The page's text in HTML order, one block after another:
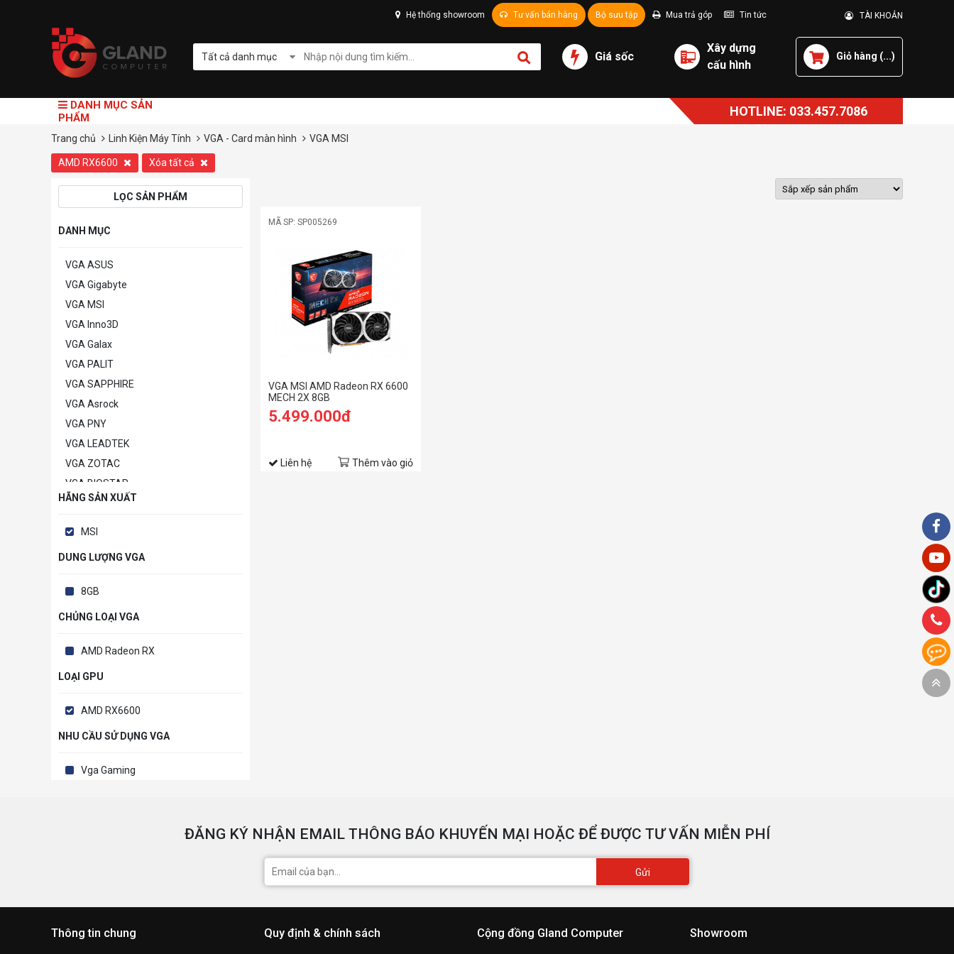
Hệ thống showroom Tư vấn bán hàng Bộ sưu tập Mua trả góp Tin tức TÀI KHOẢN
Tất cả danh mục Giá sốc
Xây dựng
cấu hình
Giỏ hàng (...)
DANH MỤC SẢN
PHẨM
HOTLINE: 033.457.7086
Trang chủ Linh Kiện Máy Tính VGA - Card màn hình VGA MSI
AMD RX6600 Xóa tất cả
LỌC SẢN PHẨM
DANH MỤC
VGA ASUS
VGA Gigabyte
VGA MSI
VGA Inno3D
VGA Galax
VGA PALIT
VGA SAPPHIRE
VGA Asrock
VGA PNY
VGA LEADTEK
VGA ZOTAC
VGA BIOSTAR
VGA POWERCOLOR
VGA Khác
HÃNG SẢN XUẤT
MSI
DUNG LƯỢNG VGA
8GB
CHỦNG LOẠI VGA
AMD Radeon RX
LOẠI GPU
AMD RX6600
NHU CẦU SỬ DỤNG VGA
Vga Gaming
MÃ SP: SP005269
VGA MSI AMD Radeon RX 6600
MECH 2X 8GB
5.499.000đ
Liên hệ Thêm vào giỏ
ĐĂNG KÝ NHẬN EMAIL THÔNG BÁO KHUYẾN MẠI HOẶC ĐỂ ĐƯỢC TƯ VẤN MIỄN PHÍ
Gửi
Thông tin chung Quy định & chính sách Cộng đồng Gland Computer Showroom